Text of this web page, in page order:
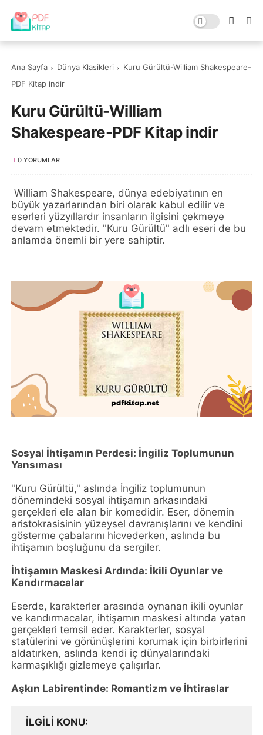
Ana Sayfa Dünya Klasikleri
Kuru Gürültü-William Shakespeare-
PDF Kitap indir
Kuru Gürültü-William
Shakespeare-PDF Kitap indir
0 YORUMLAR
William Shakespeare, dünya edebiyatının en
büyük yazarlarından biri olarak kabul edilir ve
eserleri yüzyıllardır insanların ilgisini çekmeye
devam etmektedir. "Kuru Gürültü" adlı eseri de bu
anlamda önemli bir yere sahiptir.
Sosyal İhtişamın Perdesi: İngiliz Toplumunun
Yansıması
"Kuru Gürültü," aslında İngiliz toplumunun
dönemindeki sosyal ihtişamın arkasındaki
gerçekleri ele alan bir komedidir. Eser, dönemin
aristokrasisinin yüzeysel davranışlarını ve kendini
gösterme çabalarını hicvederken, aslında bu
ihtişamın boşluğunu da sergiler.
İhtişamın Maskesi Ardında: İkili Oyunlar ve
Kandırmacalar
Eserde, karakterler arasında oynanan ikili oyunlar
ve kandırmacalar, ihtişamın maskesi altında yatan
gerçekleri temsil eder. Karakterler, sosyal
statülerini ve görünüşlerini korumak için birbirlerini
aldatırken, aslında kendi iç dünyalarındaki
karmaşıklığı gizlemeye çalışırlar.
Aşkın Labirentinde: Romantizm ve İhtiraslar
İLGILI KONU